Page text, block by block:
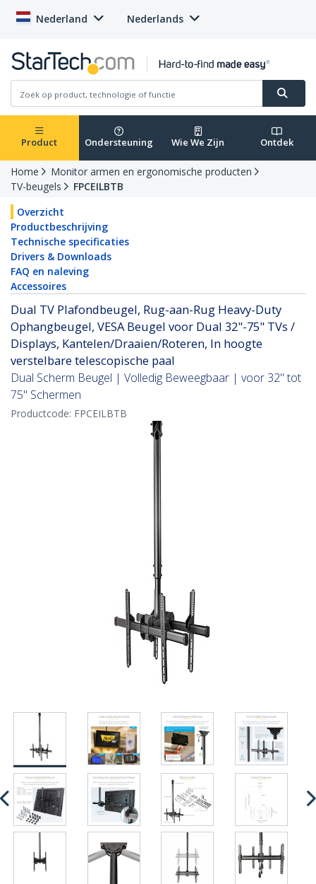
Nederland Nederlands
Product Ondersteuning Wie We Zijn Ontdek
Home
Monitor armen en ergonomische producten
TV-beugels
FPCEILBTB
Overzicht
Productbeschrijving
Technische specificaties
Drivers & Downloads
FAQ en naleving
Accessoires
Dual TV Plafondbeugel, Rug-aan-Rug Heavy-Duty
Ophangbeugel, VESA Beugel voor Dual 32"-75" TVs /
Displays, Kantelen/Draaien/Roteren, In hoogte
verstelbare telescopische paal
Dual Scherm Beugel | Volledig Beweegbaar | voor 32" tot
75" Schermen
Productcode: FPCEILBTB